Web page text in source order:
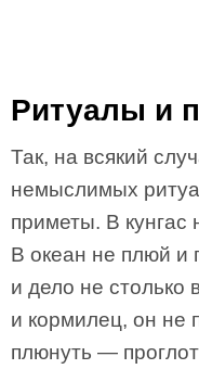
Ритуалы и
Так, на всякий
немыслимых
приметы. В
В океан не плюй и
и дело не столько
и кормилец, он не
плюнуть —